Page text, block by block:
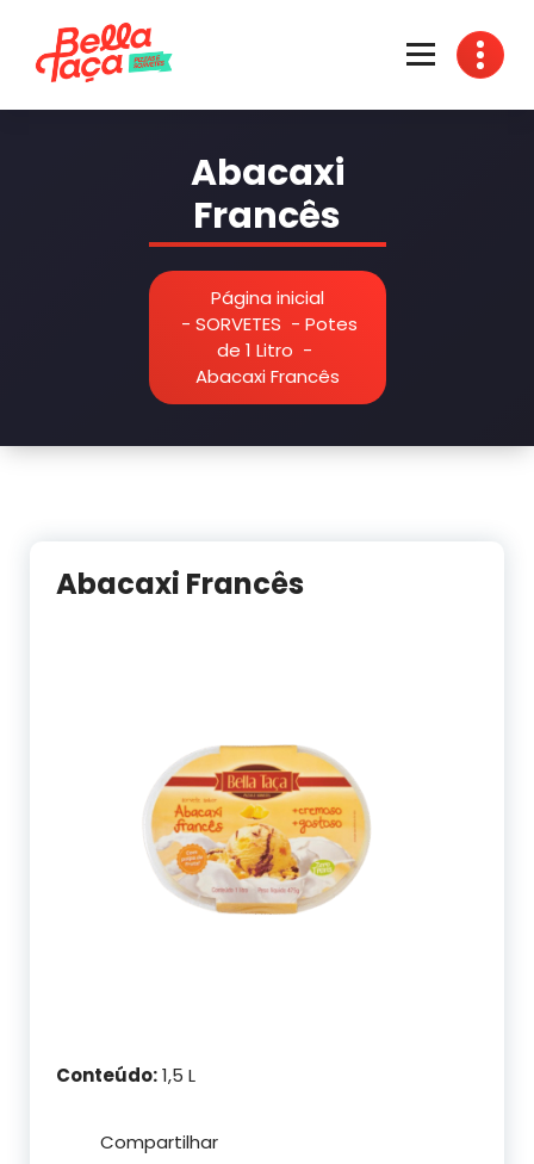
conteúdo
Abacaxi
Francês
Página inicial
- SORVETES - Potes
de 1 Litro -
Abacaxi Francês
Abacaxi Francês
Conteúdo:1,5 L
Compartilhar